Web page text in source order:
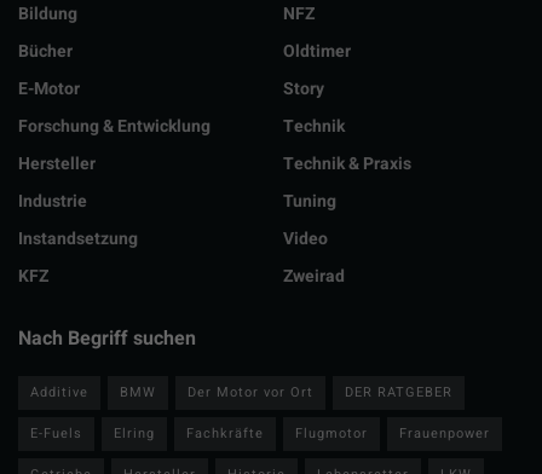
Bildung
Bücher
E-Motor
Forschung & Entwicklung
Hersteller
Industrie
Instandsetzung
KFZ
NFZ
Oldtimer
Story
Technik
Technik & Praxis
Tuning
Video
Zweirad
Nach Begriff suchen
Additive BMW Der Motor vor Ort
DER RATGEBER
E-Fuels
Elring Fachkräfte Flugmotor
Frauenpower